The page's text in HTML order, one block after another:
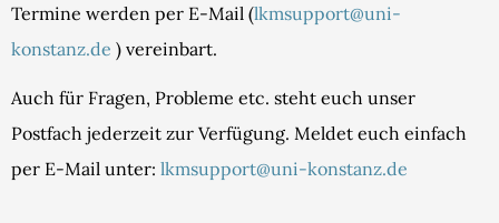
Termine werden per E-Mail (lkmsupport@uni-
konstanz.de ) vereinbart.
Auch für Fragen, Probleme etc. steht euch unser
Postfach jederzeit zur Verfügung. Meldet euch einfach
per E-Mail unter: lkmsupport@uni-konstanz.de